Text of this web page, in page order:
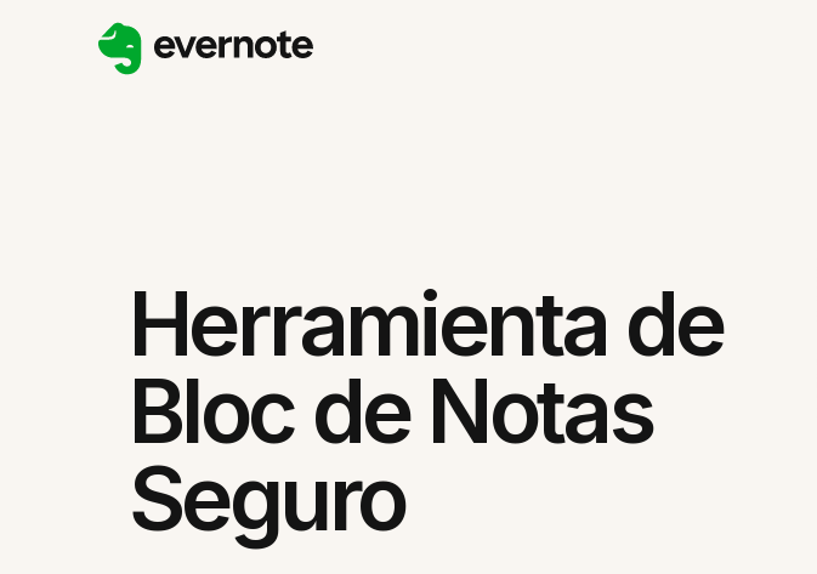
Herramienta de
Bloc de Notas
Seguro